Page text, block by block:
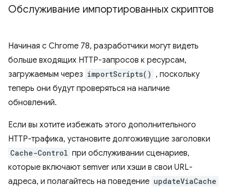
Обслуживание импортированных скриптов
Начиная с Chrome 78, разработчики могут видеть
больше входящих HTTP-запросов к ресурсам,
загружаемым через importScripts() , поскольку
теперь они будут проверяться на наличие
обновлений.
Если вы хотите избежать этого дополнительного
HTTP-трафика, установите долгоживущие заголовки
Cache-Control при обслуживании сценариев,
которые включают semver или хэши в свои URL-
адреса, и полагайтесь на поведение updateViaCache